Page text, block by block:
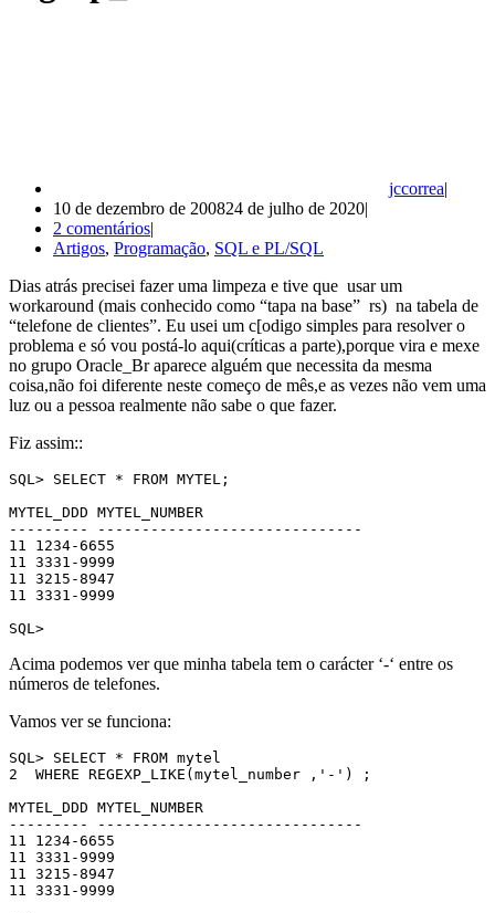
jccorrea
10 de dezembro de 200824 de julho de 2020
2 comentários
Artigos, Programação, SQL e PL/SQL
Dias atrás precisei fazer uma limpeza e tive que usar um
workaround (mais conhecido como “tapa na base” rs) na tabela de
“telefone de clientes”. Eu usei um c[odigo simples para resolver o
problema e só vou postá-lo aqui(críticas a parte),porque vira e mexe
no grupo Oracle_Br aparece alguém que necessita da mesma
coisa,não foi diferente neste começo de mês,e as vezes não vem uma
luz ou a pessoa realmente não sabe o que fazer.
Fiz assim::
SQL> SELECT * FROM MYTEL;
MYTEL_DDD MYTEL_NUMBER
--------- ------------------------------
11 1234-6655
11 3331-9999
11 3215-8947
11 3331-9999
SQL>
Acima podemos ver que minha tabela tem o carácter ‘-‘ entre os
números de telefones.
Vamos ver se funciona:
SQL> SELECT * FROM mytel
2  WHERE REGEXP_LIKE(mytel_number ,'-') ;
MYTEL_DDD MYTEL_NUMBER
--------- ------------------------------
11 1234-6655
11 3331-9999
11 3215-8947
11 3331-9999